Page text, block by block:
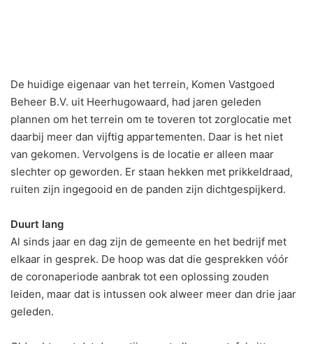
De huidige eigenaar van het terrein, Komen Vastgoed
Beheer B.V. uit Heerhugowaard, had jaren geleden
plannen om het terrein om te toveren tot zorglocatie met
daarbij meer dan vijftig appartementen. Daar is het niet
van gekomen. Vervolgens is de locatie er alleen maar
slechter op geworden. Er staan hekken met prikkeldraad,
ruiten zijn ingegooid en de panden zijn dichtgespijkerd.
Duurt lang
Al sinds jaar en dag zijn de gemeente en het bedrijf met
elkaar in gesprek. De hoop was dat die gesprekken vóór
de coronaperiode aanbrak tot een oplossing zouden
leiden, maar dat is intussen ook alweer meer dan drie jaar
geleden.